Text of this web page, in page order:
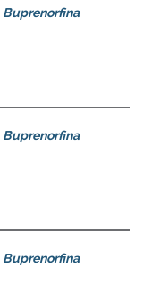
Buprenorfina
Buprenorfina
Buprenorfina